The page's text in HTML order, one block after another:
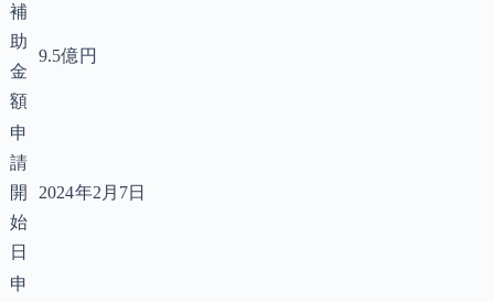
補
助
金
額
9.5億円
申
請
開
始
日
2024年2月7日
申